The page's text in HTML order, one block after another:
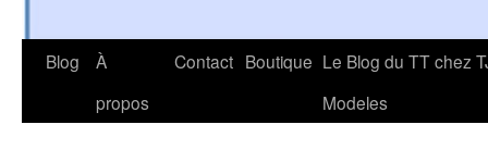
Aller
Blog
À
propos
Contact Boutique Le Blog du TT chez
Modeles